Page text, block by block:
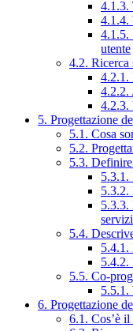
4.1.3.
4.1.4.
4.1.5.
utente
4.2. Ricerca
4.2.1.
4.2.2.
4.2.3.
5. Progettazione
5.1. Cosa
5.2.
5.3.
5.3.1.
5.3.2.
5.3.3.
5.4.
5.4.1.
5.4.2.
5.5. Co-
5.5.1.
6. Progettazione
6.1. Cos’è